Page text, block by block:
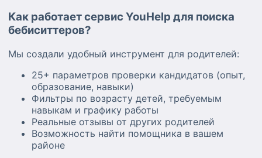
Как работает сервис YouHelp для поиска
бебиситтеров?
Мы создали удобный инструмент для родителей:
25+ параметров проверки кандидатов (опыт,
образование, навыки)
Фильтры по возрасту детей, требуемым
навыкам и графику работы
Реальные отзывы от других родителей
Возможность найти помощника в вашем
районе